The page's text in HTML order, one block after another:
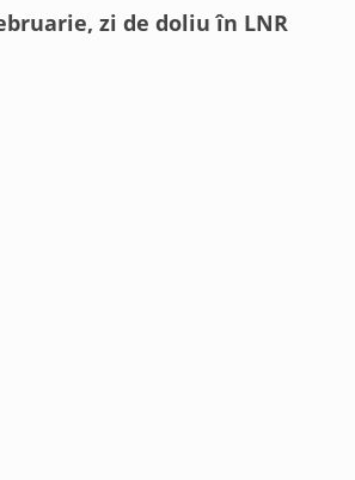
zi de doliu în LNR